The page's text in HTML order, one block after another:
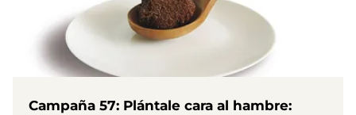
Campaña 57: Plántale cara al hambre: